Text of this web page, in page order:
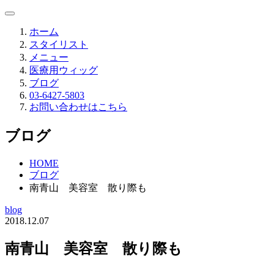
ホーム
スタイリスト
メニュー
医療用ウィッグ
ブログ
03-6427-5803
お問い合わせはこちら
ブログ
HOME
ブログ
南青山 美容室 散り際も
blog
2018.12.07
南青山 美容室 散り際も